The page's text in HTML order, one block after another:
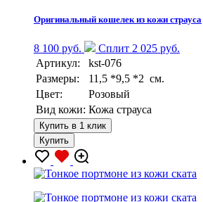
Оригинальный кошелек из кожи страуса
8 100 руб.
Сплит 2 025 руб.
Артикул:
kst-076
Размеры:
11,5 *9,5 *2 см.
Цвет:
Розовый
Вид кожи: Кожа страуса
Купить в 1 клик
Купить